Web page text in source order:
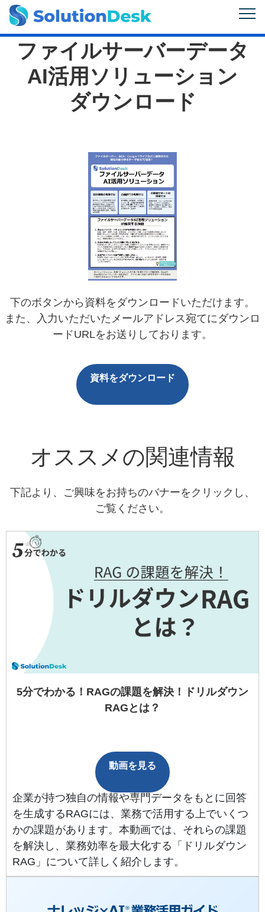
ファイルサーバーデータ
AI活用ソリューション
ダウンロード
下のボタンから資料をダウンロードいただけます。
また、入力いただいたメールアドレス宛てにダウンロ
ードURLをお送りしております。
資料をダウンロード
オススメの関連情報
下記より、ご興味をお持ちのバナーをクリックし、
ご覧ください。
5分でわかる！RAGの課題を解決！ドリルダウン
RAGとは？
動画を見る
企業が持つ独自の情報や専門データをもとに回答
を生成するRAGには、業務で活用する上でいくつ
かの課題があります。本動画では、それらの課題
を解決し、業務効率を最大化する「ドリルダウン
RAG」について詳しく紹介します。